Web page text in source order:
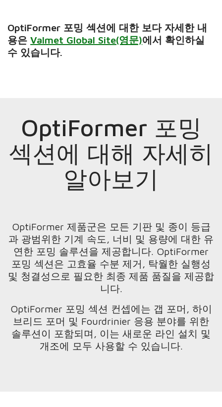
OptiFormer 포밍 섹션에 대한 보다 자세한 내
용은Valmet Global Site(영문)에서 확인하실
수 있습니다.
OptiFormer 포밍
섹션에 대해 자세히
알아보기
OptiFormer 제품군은 모든 기판 및 종이 등급
과 광범위한 기계 속도, 너비 및 용량에 대한 유
연한 포밍 솔루션을 제공합니다. OptiFormer
포밍 섹션은 고효율 수분 제거, 탁월한 실행성
및 청결성으로 필요한 최종 제품 품질을 제공합
니다.
OptiFormer 포밍 섹션 컨셉에는 갭 포머, 하이
브리드 포머 및 Fourdrinier 응용 분야를 위한
솔루션이 포함되며, 이는 새로운 라인 설치 및
개조에 모두 사용할 수 있습니다.